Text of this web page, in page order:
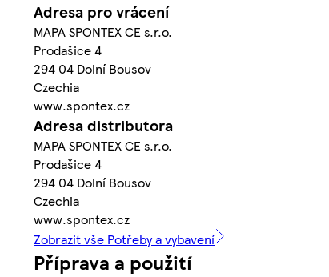
Adresa pro vrácení
MAPA SPONTEX CE s.r.o.
Prodašice 4
294 04 Dolní Bousov
Czechia
www.spontex.cz
Adresa distributora
MAPA SPONTEX CE s.r.o.
Prodašice 4
294 04 Dolní Bousov
Czechia
www.spontex.cz
Zobrazit vše Potřeby a vybavení
Příprava a použití